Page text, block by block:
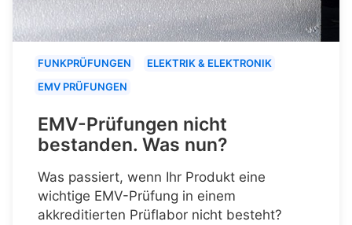
FUNKPRÜFUNGEN
ELEKTRIK & ELEKTRONIK
EMV PRÜFUNGEN
EMV-Prüfungen nicht
bestanden. Was nun?
Was passiert, wenn Ihr Produkt eine
wichtige EMV-Prüfung in einem
akkreditierten Prüflabor nicht besteht?